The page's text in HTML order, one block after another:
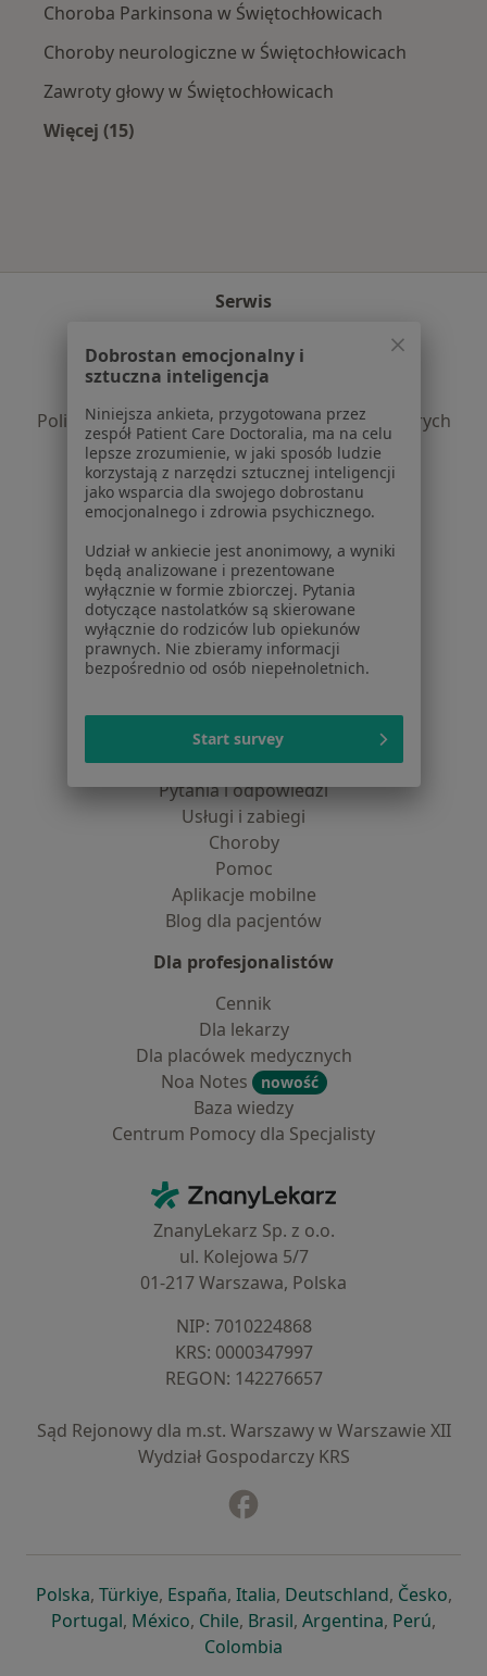
Choroba Parkinsona w Świętochłowicach
Choroby neurologiczne w Świętochłowicach
Zawroty głowy w Świętochłowicach
Więcej (15)
Serwis
Polityka prywatności pacjentów
Polityka prywatności profesjonalistów
Polityka prywatności dla profesjonalistów, których
dane pozyskaliśmy samodzielnie
Polityka cookies
Jak działają wyniki wyszukiwania
Dostępność
O nas
Praca
Rekrutujemy!
Partnerzy
Centrum prasowe
Kontakt
Lekarze
Placówki medyczne
Pytania i odpowiedzi
Usługi i zabiegi
Choroby
Pomoc
Aplikacje mobilne
Blog dla pacjentów
Dla profesjonalistów
Cennik
Dla lekarzy
Dla placówek medycznych
Noa Notes
nowość
Baza wiedzy
Centrum Pomocy dla Specjalisty
ZnanyLekarz - Strona główna
ZnanyLekarz Sp. z o.o.
ul. Kolejowa 5/7
01-217 Warszawa, Polska
NIP: ⁠7010224868
KRS: ⁠0000347997
REGON: ⁠142276657
Sąd Rejonowy dla m.st. Warszawy w Warszawie XII
Wydział Gospodarczy KRS
Polskaotwiera się w nowej karcie
, Türkiyeotwiera się w nowej karcie
, Españaotwiera się w nowej karcie
, Italiaotwiera się w nowej
, Deutschlandotwiera się
, Česko,
Portugalotwiera się w nowej karcie
, Méxicootwiera się w nowej karcie
, Chileotwiera się w nowej karcie
, Brasilotwiera się w nowej
, Argentinaotwiera się
, Perú,
Colombia
Dobrostan emocjonalny i
sztuczna inteligencja
Niniejsza ankieta, przygotowana przez
zespół Patient Care Doctoralia, ma na celu
lepsze zrozumienie, w jaki sposób ludzie
korzystają z narzędzi sztucznej inteligencji
jako wsparcia dla swojego dobrostanu
emocjonalnego i zdrowia psychicznego.
Udział w ankiecie jest anonimowy, a wyniki
będą analizowane i prezentowane
wyłącznie w formie zbiorczej. Pytania
dotyczące nastolatków są skierowane
wyłącznie do rodziców lub opiekunów
prawnych. Nie zbieramy informacji
bezpośrednio od osób niepełnoletnich.
Start survey